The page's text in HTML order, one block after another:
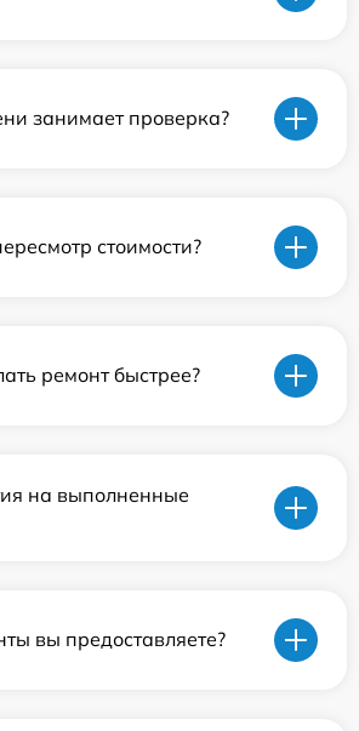
занимает проверка?
стоимости?
ремонт быстрее?
на выполненные
вы предоставляете?